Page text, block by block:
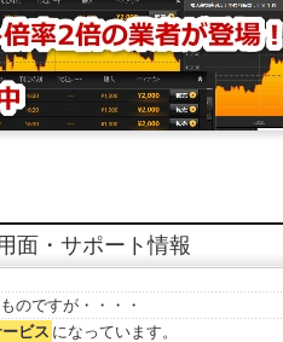
面・サポート情報
のですが・・・・
ビス になっています。